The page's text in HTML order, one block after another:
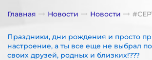
Главная Новости Новости
Праздники, дни рождения и просто
настроение, а ты все еще не выбрал
своих друзей, родных и близких!???